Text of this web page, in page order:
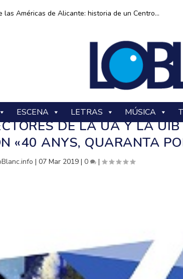
las Américas de Alicante: historia de un Centro...
ESCENA LETRAS MÚSICA
DE LA UA Y LA
«40 ANYS, QUARANTA
|07 Mar 2019 |0 |